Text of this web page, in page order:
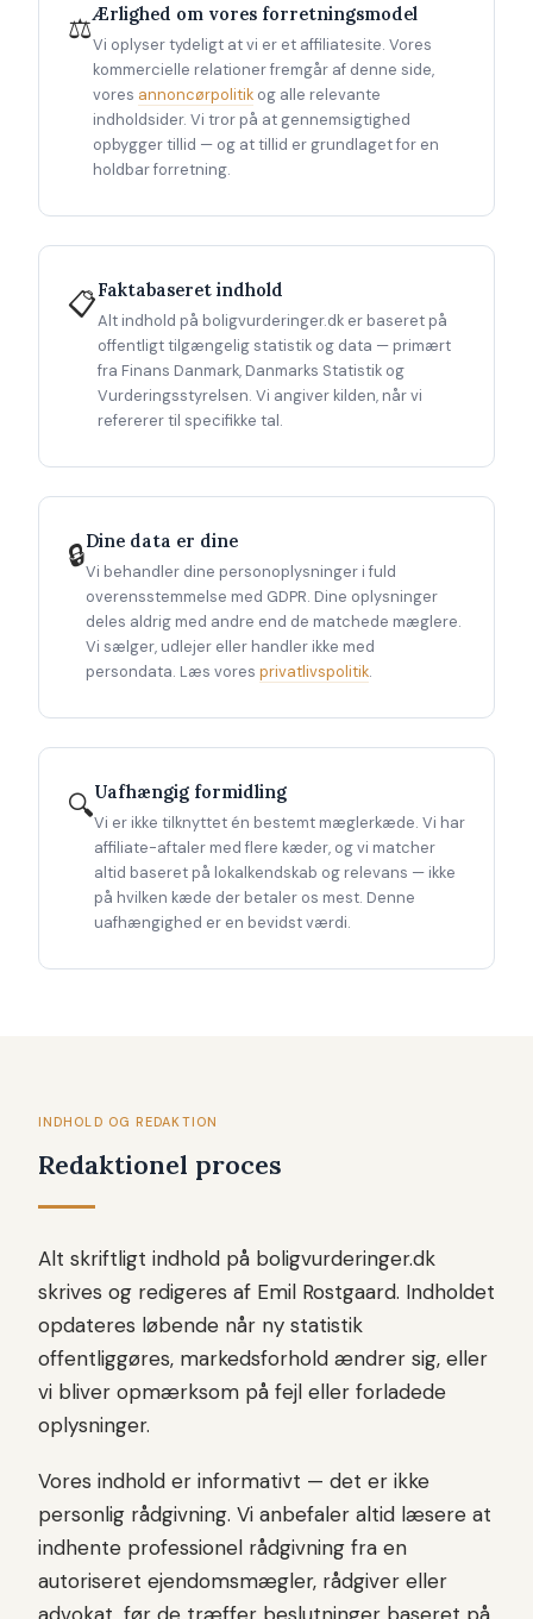
⚖Ærlighed om vores forretningsmodel
Vi oplyser tydeligt at vi er et affiliatesite. Vores
kommercielle relationer fremgår af denne side,
vores annoncørpolitik og alle relevante
indholdsider. Vi tror på at gennemsigtighed
opbygger tillid — og at tillid er grundlaget for en
holdbar forretning.
📋Faktabaseret indhold
Alt indhold på boligvurderinger.dk er baseret på
offentligt tilgængelig statistik og data — primært
fra Finans Danmark, Danmarks Statistik og
Vurderingsstyrelsen. Vi angiver kilden, når vi
refererer til specifikke tal.
🔒Dine data er dine
Vi behandler dine personoplysninger i fuld
overensstemmelse med GDPR. Dine oplysninger
deles aldrig med andre end de matchede mæglere.
Vi sælger, udlejer eller handler ikke med
persondata. Læs vores privatlivspolitik.
🔍Uafhængig formidling
Vi er ikke tilknyttet én bestemt mæglerkæde. Vi har
affiliate-aftaler med flere kæder, og vi matcher
altid baseret på lokalkendskab og relevans — ikke
på hvilken kæde der betaler os mest. Denne
uafhængighed er en bevidst værdi.
INDHOLD OG REDAKTION
Redaktionel proces
Alt skriftligt indhold på boligvurderinger.dk
skrives og redigeres af Emil Rostgaard. Indholdet
opdateres løbende når ny statistik
offentliggøres, markedsforhold ændrer sig, eller
vi bliver opmærksom på fejl eller forladede
oplysninger.
Vores indhold er informativt — det er ikke
personlig rådgivning. Vi anbefaler altid læsere at
indhente professionel rådgivning fra en
autoriseret ejendomsmægler, rådgiver eller
advokat, før de træffer beslutninger baseret på